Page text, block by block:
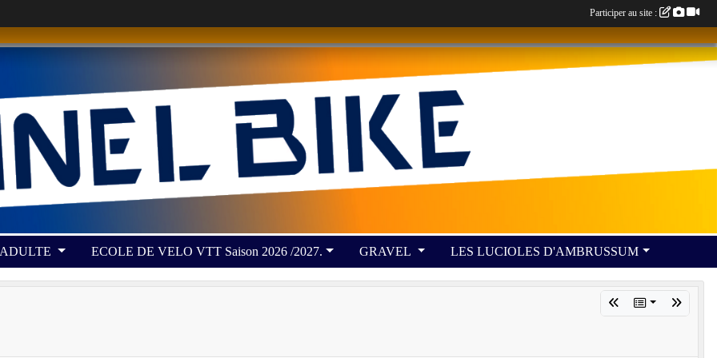
ECOLE DE VELO VTT Saison 2026 /2027. GRAVEL LES LUCIOLES D'AMBRUSSUM
Participer au site :